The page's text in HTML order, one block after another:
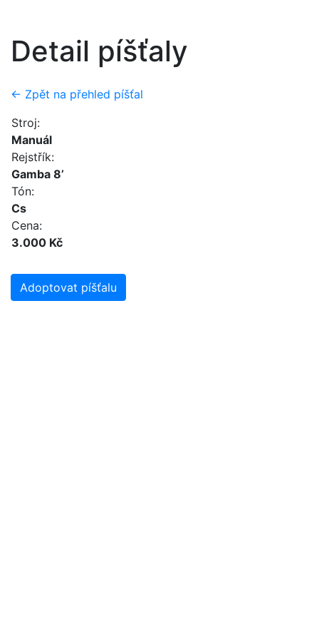
Detail píšťaly
← Zpět na přehled píšťal
Stroj:
Manuál
Rejstřík:
Gamba 8’
Tón:
Cs
Cena:
3.000 Kč
Adoptovat píšťalu